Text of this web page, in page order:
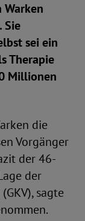
Sie
sei ein
Therapie
Millionen
die
Vorgänger
der 46-
der
sagte